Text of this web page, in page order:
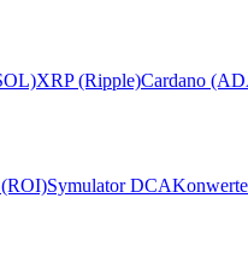
XRP (Ripple)Cardano
Symulator DCA